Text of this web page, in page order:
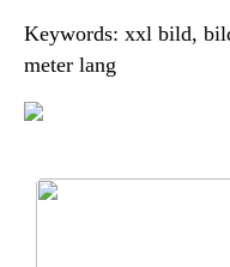
Keywords: xxl bild,
meter lang